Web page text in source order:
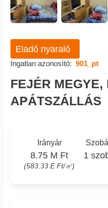
Eladó nyaraló
Ingatlan azonosító: 901_pt
FEJÉR MEGYE,
APÁTSZÁLLÁS
Irányár
8.75 M Ft
(583.33 E Ft/㎡)
1